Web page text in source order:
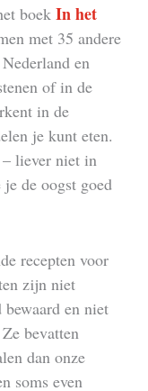
boek In het
met 35 andere
en
of in de
in de
je kunt eten.
liever niet in
je de oogst goed
recepten voor
zijn niet
en niet
bevatten
dan onze
soms even